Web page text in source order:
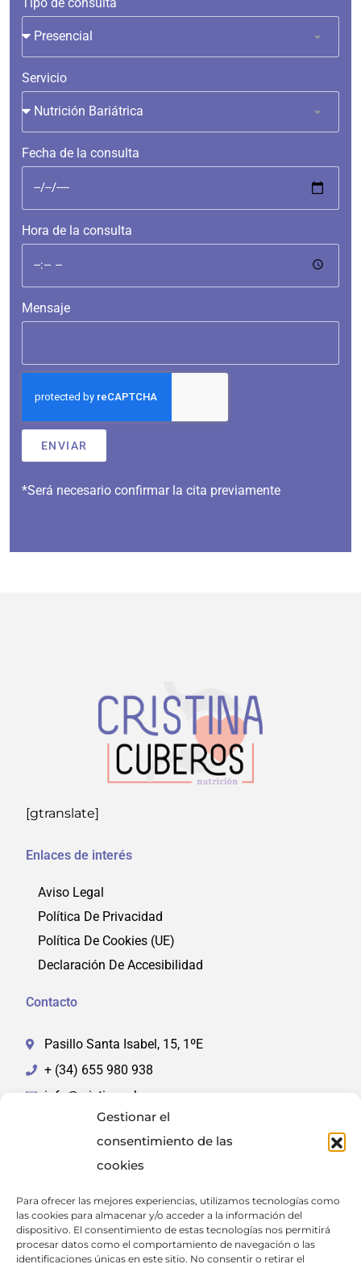
Gestionar el
consentimiento de las
cookies
Para ofrecer las mejores experiencias, utilizamos tecnologías como
las cookies para almacenar y/o acceder a la información del
dispositivo. El consentimiento de estas tecnologías nos permitirá
procesar datos como el comportamiento de navegación o las
identificaciones únicas en este sitio. No consentir o retirar el
Servicio
Fecha de la consulta
Hora de la consulta
Mensaje
ENVIAR
*Será necesario confirmar la cita previamente
[gtranslate]
Enlaces de interés
Aviso Legal
Política De Privacidad
Política De Cookies (UE)
Declaración De Accesibilidad
Contacto
Pasillo Santa Isabel, 15, 1ºE
+ (34) 655 980 938
info@cristinacuberos.com
FINANCIADO POR LA UNIÓN EUROPEA CON EL
PROGRAMA KIT DIGITAL POR LOS FONDOS NEXT